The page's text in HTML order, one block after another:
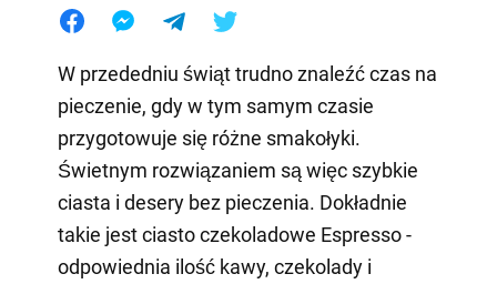
W przededniu świąt trudno znaleźć czas na
pieczenie, gdy w tym samym czasie
przygotowuje się różne smakołyki.
Świetnym rozwiązaniem są więc szybkie
ciasta i desery bez pieczenia. Dokładnie
takie jest ciasto czekoladowe Espresso -
odpowiednia ilość kawy, czekolady i